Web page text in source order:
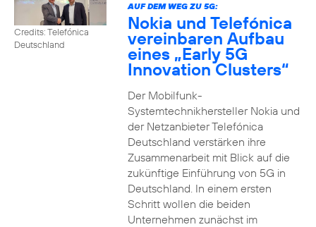
Credits: Telefónica
Deutschland
AUF DEM WEG ZU 5G:
Nokia und Telefónica
vereinbaren Aufbau
eines „Early 5G
Innovation Clusters“
Der Mobilfunk-
Systemtechnikhersteller Nokia und
der Netzanbieter Telefónica
Deutschland verstärken ihre
Zusammenarbeit mit Blick auf die
zukünftige Einführung von 5G in
Deutschland. In einem ersten
Schritt wollen die beiden
Unternehmen zunächst im